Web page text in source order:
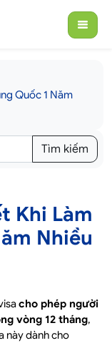
Quốc 1 Năm
Tìm kiếm
Khi Làm
Nhiều
cho phép người
vòng 12 tháng,
này dành cho